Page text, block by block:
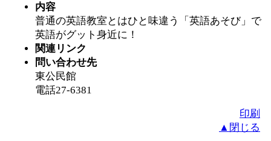
内容
普通の英語教室とはひと味違う「英語あそび」で
英語がグット身近に！
関連リンク
問い合わせ先
東公民館
電話27-6381
印刷
▲閉じる